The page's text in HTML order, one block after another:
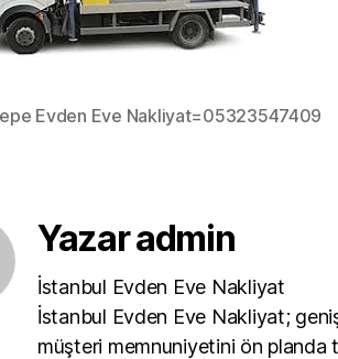
Evden Eve Nakliyat=05323547409
Yazar admin
İstanbul Evden Eve Nakliyat
İstanbul Evden Eve Nakliyat;
müşteri memnuniyetini ön